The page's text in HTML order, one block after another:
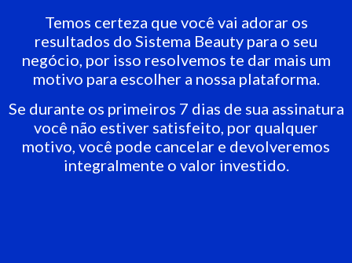
Temos certeza que você vai adorar os
resultados do Sistema Beauty para o seu
negócio, por isso resolvemos te dar mais um
motivo para escolher a nossa plataforma.
Se durante os primeiros 7 dias de sua assinatura
você não estiver satisfeito, por qualquer
motivo, você pode cancelar e devolveremos
integralmente o valor investido.